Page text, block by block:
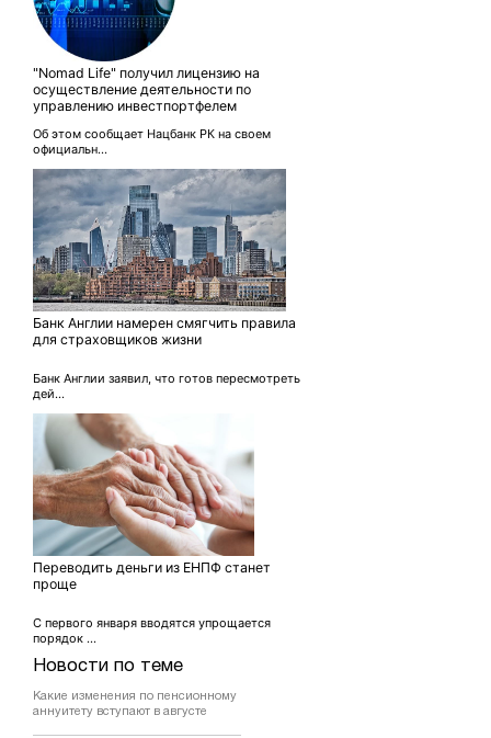
Новости по теме
Какие изменения по пенсионному
аннуитету вступают в августе
"Nomad Life" получил лицензию на
осуществление деятельности по
управлению инвестпортфелем
Об этом сообщает Нацбанк РК на своем
официальн...
Банк Англии намерен смягчить правила
для страховщиков жизни
Банк Англии заявил, что готов пересмотреть
дей...
Переводить деньги из ЕНПФ станет
проще
С первого января вводятся упрощается
порядок ...